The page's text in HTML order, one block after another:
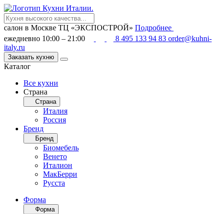
салон в Москве ТЦ «ЭКСПОСТРОЙ» Подробнее
ежедневно 10:00 – 21:00
8 495 133 94 83 order@kuhni-
italy.ru
Заказать кухню
Каталог
Все кухни
Страна
Страна
Италия
Россия
Бренд
Бренд
Биомебель
Венето
Италион
МакБерри
Русста
Форма
Форма